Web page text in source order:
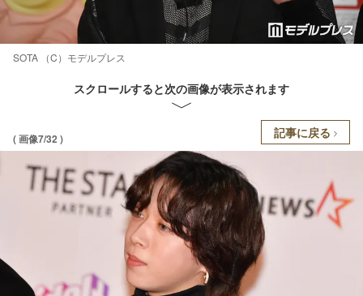
SOTA （C）モデルプレス
スクロールすると次の画像が表示されます
( 画像7/32 ) 記事に戻る